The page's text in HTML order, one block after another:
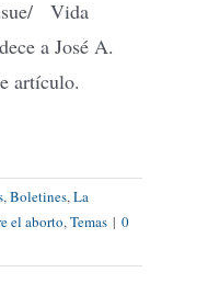
Vida
a José A.
artículo.
, Boletines, La
el aborto, Temas | 0